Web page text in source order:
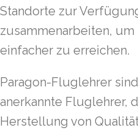
Standorte zur
zusammenarbeiten,
einfacher zu erreichen.
Paragon-Fluglehrer
anerkannte Fluglehrer,
Herstellung von